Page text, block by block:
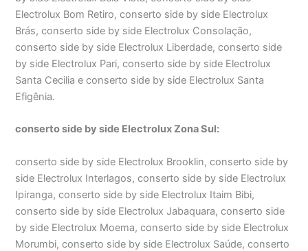
Electrolux Bom Retiro, conserto side by side Electrolux
Brás, conserto side by side Electrolux Consolação,
conserto side by side Electrolux Liberdade, conserto side
by side Electrolux Pari, conserto side by side Electrolux
Santa Cecilia e conserto side by side Electrolux Santa
Efigênia.
conserto side by side Electrolux Zona Sul:
conserto side by side Electrolux Brooklin, conserto side by
side Electrolux Interlagos, conserto side by side Electrolux
Ipiranga, conserto side by side Electrolux Itaim Bibi,
conserto side by side Electrolux Jabaquara, conserto side
by side Electrolux Moema, conserto side by side Electrolux
Morumbi, conserto side by side Electrolux Saúde, conserto